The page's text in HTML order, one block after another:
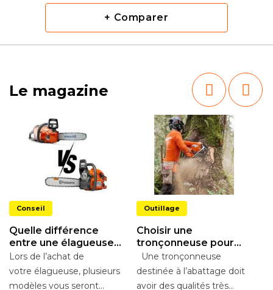
+ Comparer
Le magazine
Conseil
Quelle différence
entre une élagueuse
thermique et à
batterie ?
Lors de l’achat de
votre élagueuse, plusieurs
modèles vous seront
Outillage
Choisir une
tronçonneuse pour
l’abattage
Une tronçonneuse
destinée à l’abattage doit
avoir des qualités très